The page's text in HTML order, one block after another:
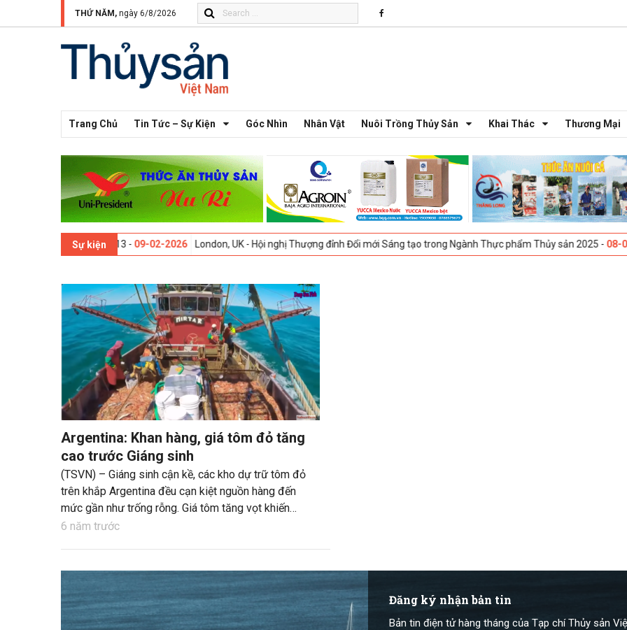
THỨ NĂM, ngày 6/8/2026
Trang Chủ Tin Tức – Sự Kiện Góc Nhìn Nhân Vật Nuôi Trồng Thủy Sản Khai Thác Thương Mại
Sự kiện
Thế giới lần thứ 13 -09-02-2026 London, UK - Hội nghị Thượng đỉnh Đổi mới Sáng tạo trong Ngành Thực phẩm Thủy sản 2025 -08-04-2025
Argentina: Khan hàng, giá tôm đỏ tăng
cao trước Giáng sinh
(TSVN) – Giáng sinh cận kề, các kho dự trữ tôm đỏ
trên khắp Argentina đều cạn kiệt nguồn hàng đến
mức gần như trống rỗng. Giá tôm tăng vọt khiến
người mua hàng phát hoảng.
6 năm trước
Đăng ký nhận bản tin
Bản tin điện tử hàng tháng của Tạp chí Thủy sản